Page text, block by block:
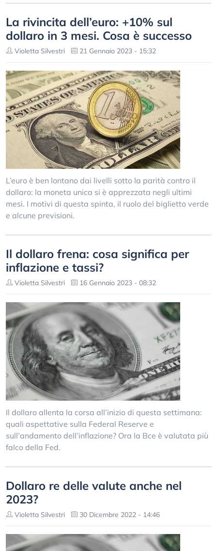
La rivincita dell’euro: +10% sul
dollaro in 3 mesi. Cosa è successo
Violetta Silvestri 21 Gennaio 2023 - 15:32
L’euro è ben lontano dai livelli sotto la parità contro il
dollaro: la moneta unica si è apprezzata negli ultimi
mesi. I motivi di questa spinta, il ruolo del biglietto verde
e alcune previsioni.
Il dollaro frena: cosa significa per
inflazione e tassi?
Violetta Silvestri 16 Gennaio 2023 - 08:32
Il dollaro allenta la corsa all’inizio di questa settimana:
quali aspettative sulla Federal Reserve e
sull’andamento dell’inflazione? Ora la Bce è valutata più
falco della Fed.
Dollaro re delle valute anche nel
2023?
Violetta Silvestri 30 Dicembre 2022 - 14:46